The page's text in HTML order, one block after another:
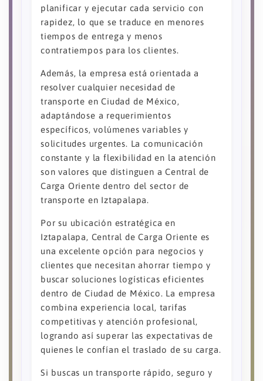
planificar y ejecutar cada servicio con
rapidez, lo que se traduce en menores
tiempos de entrega y menos
contratiempos para los clientes.
Además, la empresa está orientada a
resolver cualquier necesidad de
transporte en Ciudad de México,
adaptándose a requerimientos
específicos, volúmenes variables y
solicitudes urgentes. La comunicación
constante y la flexibilidad en la atención
son valores que distinguen a Central de
Carga Oriente dentro del sector de
transporte en Iztapalapa.
Por su ubicación estratégica en
Iztapalapa, Central de Carga Oriente es
una excelente opción para negocios y
clientes que necesitan ahorrar tiempo y
buscar soluciones logísticas eficientes
dentro de Ciudad de México. La empresa
combina experiencia local, tarifas
competitivas y atención profesional,
logrando así superar las expectativas de
quienes le confían el traslado de su carga.
Si buscas un transporte rápido, seguro y